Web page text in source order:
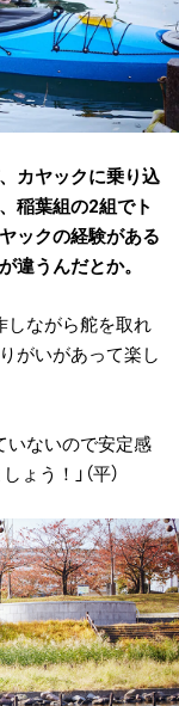
カヤックに乗り込
稲葉組の2組でト
ックの経験がある
違うんだとか。
しながら舵を取れ
がいがあって楽し
いないので安定感
う！」（平）